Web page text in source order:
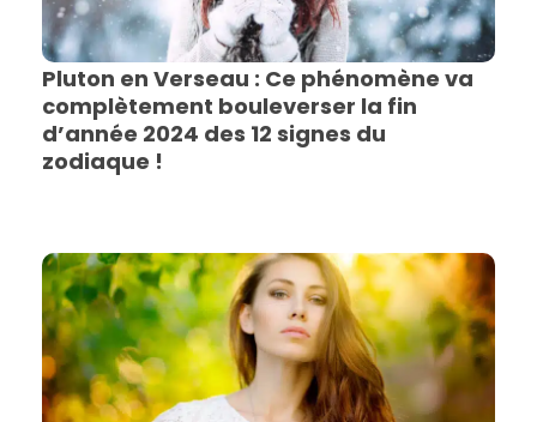
Pluton en Verseau : Ce phénomène va
complètement bouleverser la fin
d’année 2024 des 12 signes du
zodiaque !